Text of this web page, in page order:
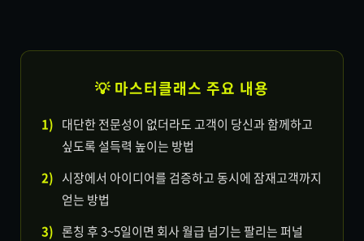
💡 마스터클래스 주요 내용
1) 대단한 전문성이 없더라도 고객이 당신과 함께하고
싶도록 설득력 높이는 방법
2) 시장에서 아이디어를 검증하고 동시에 잠재고객까지
얻는 방법
3) 론칭 후 3~5일이면 회사 월급 넘기는 팔리는 퍼널